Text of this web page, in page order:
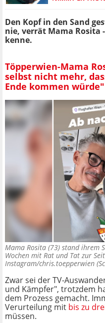
Den Kopf in den Sand
nie, verrät Mama Rosita
kenne.
Töpperwien-Mama
selbst nicht mehr,
Ende kommen würde"
Mama Rosita (73) stand ihrem
Wochen mit Rat und Tat zur
Instagram/chris.toepperwien
Zwar sei der TV-
und Kämpfer", trotzdem
dem Prozess gemacht.
Verurteilung mit bis zu
müssen.